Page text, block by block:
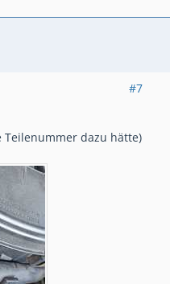
#7
dazu hätte)